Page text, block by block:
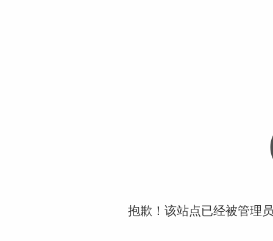
抱歉！该站点已经被管理